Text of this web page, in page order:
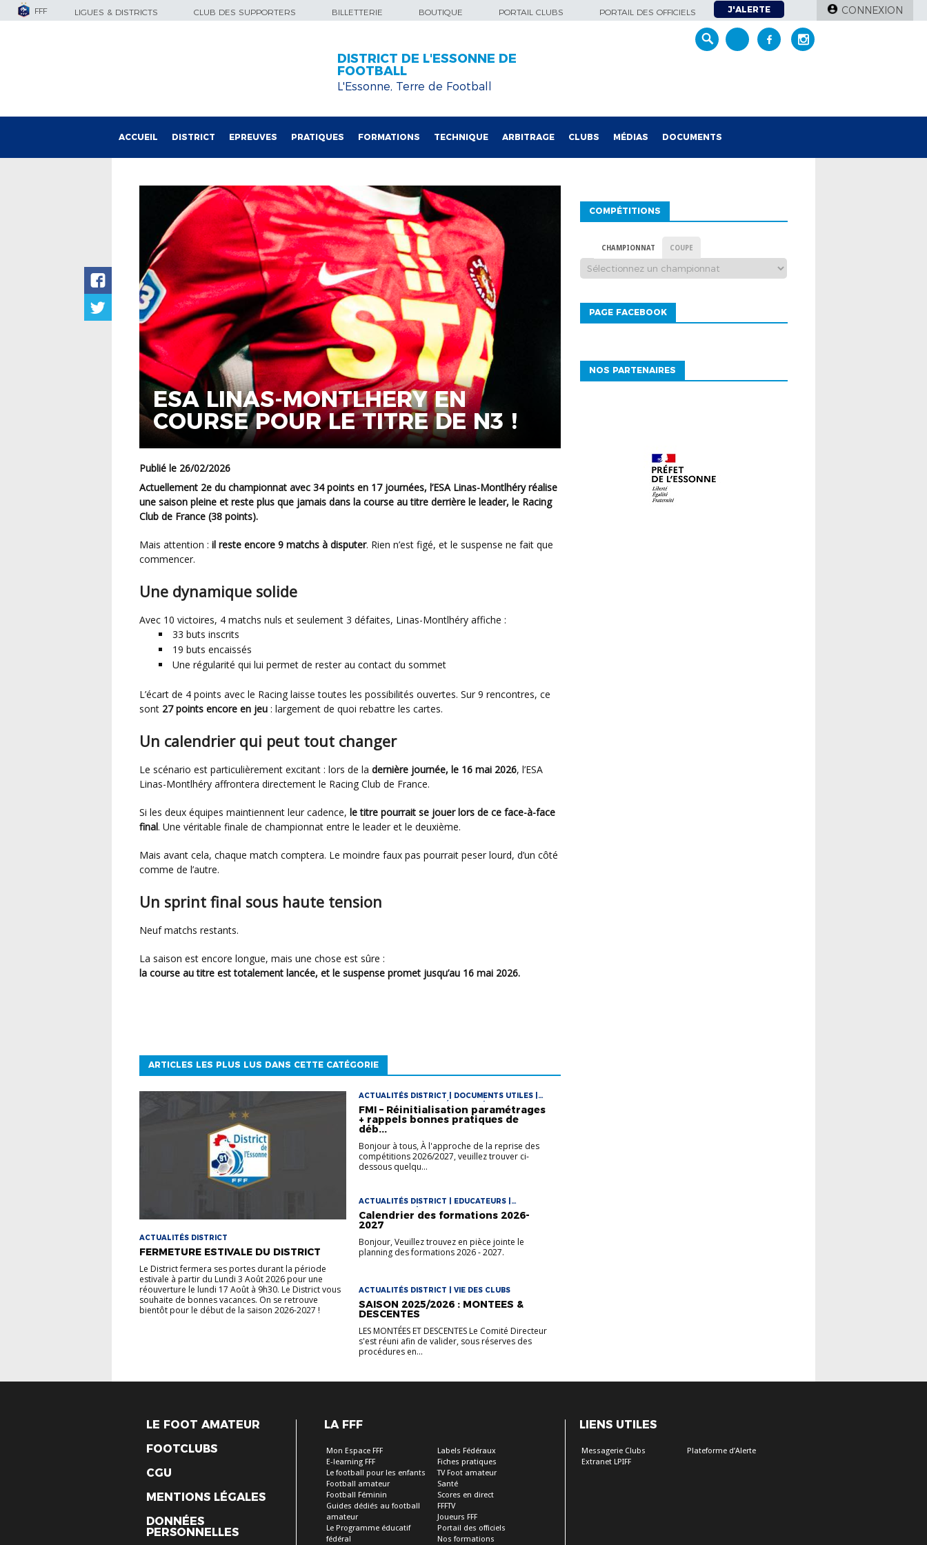
FFF LIGUES & DISTRICTS CLUB DES SUPPORTERS BILLETTERIE BOUTIQUE PORTAIL CLUBS PORTAIL DES OFFICIELS J'ALERTE CONNEXION
DISTRICT DE L'ESSONNE DE
FOOTBALL
L'Essonne, Terre de Football
ACCUEIL DISTRICT EPREUVES PRATIQUES FORMATIONS TECHNIQUE ARBITRAGE CLUBS MÉDIAS DOCUMENTS
ESA LINAS-MONTLHERY EN
COURSE POUR LE TITRE DE N3 !
Publié le 26/02/2026
Actuellement 2e du championnat avec 34 points en 17 journées, l’ESA Linas-Montlhéryréalise
une saison pleine et reste plus que jamais dans la course au titre derrière le leader, le Racing
Club de France (38 points).
Mais attention : il reste encore 9 matchs à disputer. Rien n’est figé, et le suspense ne fait que
commencer.
Une dynamique solide
Avec 10 victoires, 4 matchs nuls et seulement 3 défaites, Linas-Montlhéry affiche :
33 buts inscrits
19 buts encaissés
Une régularité qui lui permet de rester au contact du sommet
L’écart de 4 points avec le Racing laisse toutes les possibilités ouvertes. Sur 9 rencontres, ce
sont 27 points encore en jeu : largement de quoi rebattre les cartes.
Un calendrier qui peut tout changer
Le scénario est particulièrement excitant : lors de la dernière journée, le 16 mai 2026, l’ESA
Linas-Montlhéry affrontera directement le Racing Club de France.
Si les deux équipes maintiennent leur cadence, le titre pourrait se jouer lors de ce face-à-face
final. Une véritable finale de championnat entre le leader et le deuxième.
Mais avant cela, chaque match comptera. Le moindre faux pas pourrait peser lourd, d’un côté
comme de l’autre.
Un sprint final sous haute tension
Neuf matchs restants.
La saison est encore longue, mais une chose est sûre :
la course au titre est totalement lancée, et le suspense promet jusqu’au 16 mai 2026.
ARTICLES LES PLUS LUS DANS CETTE CATÉGORIE
ACTUALITÉS DISTRICT
FERMETURE ESTIVALE DU DISTRICT
Le District fermera ses portes durant la période
estivale à partir du Lundi 3 Août 2026 pour une
réouverture le lundi 17 Août à 9h30. Le District vous
souhaite de bonnes vacances. On se retrouve
bientôt pour le début de la saison 2026-2027 !
ACTUALITÉS DISTRICT | DOCUMENTS UTILES |
DOCUMENTS UTILES FÉMININES | DOCUMENTS
UTILES FOOT LOISIR | DOCUMENTS UTILES
FUTSAL | VIE DES CLUBS
FMI – Réinitialisation paramétrages
+ rappels bonnes pratiques de
déb...
Bonjour à tous, À l'approche de la reprise des
compétitions 2026/2027, veuillez trouver ci-
dessous quelqu...
ACTUALITÉS DISTRICT | EDUCATEURS |
ENTRAINEURS | VIE DES CLUBS
Calendrier des formations 2026-
2027
Bonjour, Veuillez trouvez en pièce jointe le
planning des formations 2026 - 2027.
ACTUALITÉS DISTRICT | VIE DES CLUBS
SAISON 2025/2026 : MONTEES &
DESCENTES
LES MONTÉES ET DESCENTES Le Comité Directeur
s'est réuni afin de valider, sous réserves des
procédures en...
COMPÉTITIONS
CHAMPIONNAT COUPE
PAGE FACEBOOK
NOS PARTENAIRES
LE FOOT AMATEUR
FOOTCLUBS
CGU
MENTIONS LÉGALES
DONNÉES
PERSONNELLES
LA FFF
Mon Espace FFF
E-learning FFF
Le football pour les enfants
Football amateur
Football Féminin
Guides dédiés au football
amateur
Le Programme éducatif
fédéral
Labels Fédéraux
Fiches pratiques
TV Foot amateur
Santé
Scores en direct
FFFTV
Joueurs FFF
Portail des officiels
Nos formations
LIENS UTILES
Messagerie Clubs
Extranet LPIFF
Plateforme d’Alerte